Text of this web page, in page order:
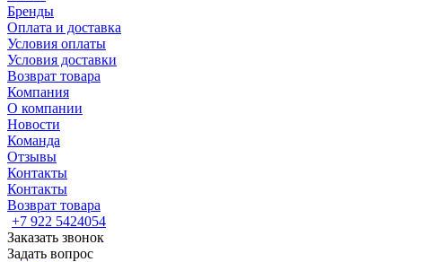
Бренды
Оплата и доставка
Условия оплаты
Условия доставки
Возврат товара
Компания
О компании
Новости
Команда
Отзывы
Контакты
Контакты
Возврат товара
+7 922 5424054
Заказать звонок
Задать вопрос